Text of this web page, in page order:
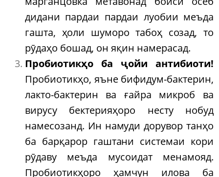
дидани пардаи пардаи луобии меъда
гашта, ҳоли шуморо табоҳ созад, то
рӯдаҳо бошад, он яқин намерасад.
Пробиотикҳо ба ҷойи антибиоти!
Пробиотикҳо, яъне бифидум-бактерин,
лакто-бактерин ва ғайра микроб ва
вирусу бектерияҳоро несту нобуд
намесозанд. Ин намуди дорувор танҳо
ба барқарор гаштани системаи кори
рӯдаву меъда мусоидат менамояд.
Пробиотикҳоро ҳамчун илова ба